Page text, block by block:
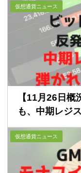
仮想通貨ニュース
【11月26日
も、中期レジ
仮想通貨ニュース